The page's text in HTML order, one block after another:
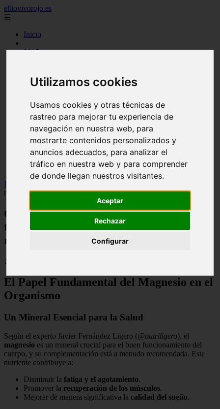
Utilizamos cookies
Usamos cookies y otras técnicas de
rastreo para mejorar tu experiencia de
navegación en nuestra web, para
mostrarte contenidos personalizados y
anuncios adecuados, para analizar el
tráfico en nuestra web y para comprender
de donde llegan nuestros visitantes.
Aceptar
Rechazar
Configurar
eltiovivorojo.es
☰
Inicio
2015
carnes
comidas
huevos
mariscos
otros
postres
producto
reposteria
venezuela
verduras
Inicio
magnesio de forma continuada sin riesgos?
Consultorio de nutrición: ¿Se puede
tomar magnesio de forma continuada sin
riesgos?
📅 23/01/2026
El Papel Fundamental del Magnesio en el
Organismo
Un Mineral Esencial para la Salud
Según el experto Javier Fernández Ligero (@nutriligero), el
magnesio es un mineral crucial para el buen funcionamiento del
cuerpo, y su complementación está a menudo recomendada. Este
nutriente contribuye a:
Disminuir la fatiga y el agotamiento.
Promover la recuperación de los músculos.
Mejorar de manera significativa la calidad del sueño.